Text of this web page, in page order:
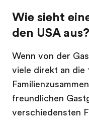
Wie sieht
den USA aus?
Wenn von der
viele direkt an die
freundlichen
verschiedensten